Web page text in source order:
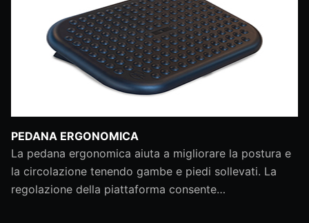
PEDANA ERGONOMICA
La pedana ergonomica aiuta a migliorare la postura e
la circolazione tenendo gambe e piedi sollevati. La
regolazione della piattaforma consente…